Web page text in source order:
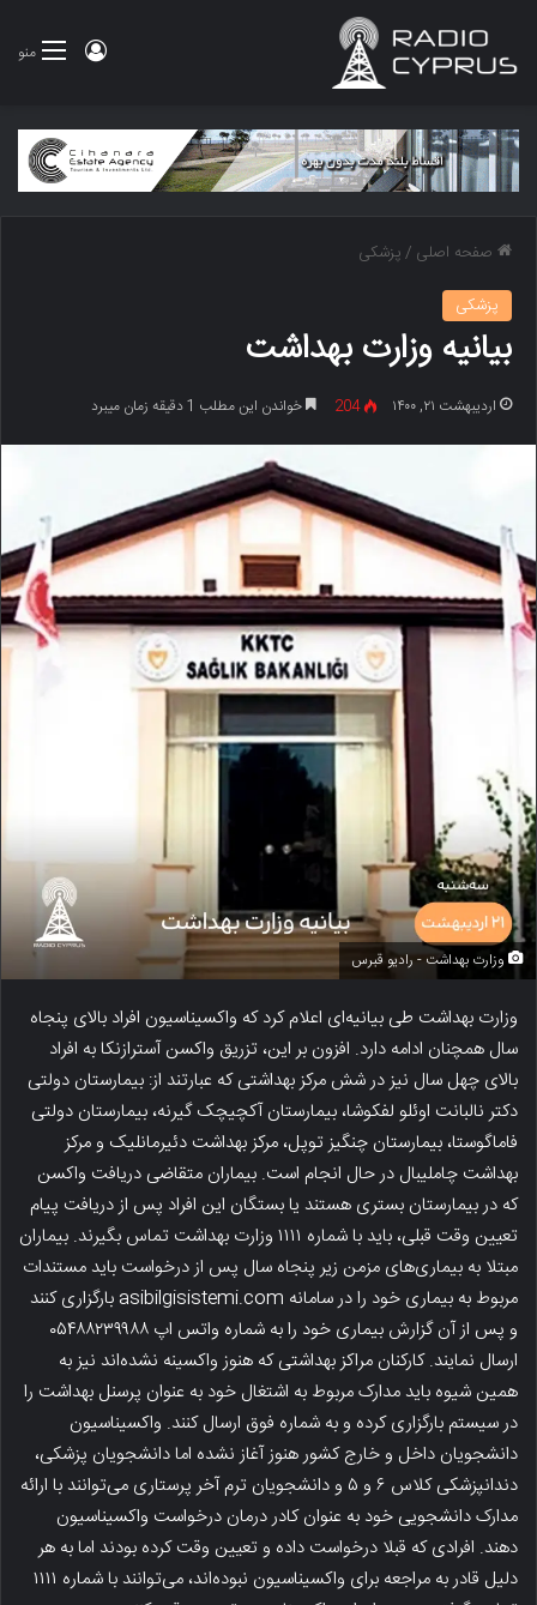
منو ورود
صفحه اصلی /پزشکی
پزشکی
بیانیه وزارت بهداشت
اردیبهشت ۲۱, ۱۴۰۰ 204 خواندن این مطلب 1 دقیقه زمان میبرد
وزارت بهداشت - رادیو قبرس
وزارت بهداشت طی بیانیه‌ای اعلام کرد که واکسیناسیون افراد بالای پنجاه
سال همچنان ادامه دارد. افزون بر این، تزریق واکسن آسترازنکا به افراد
بالای چهل سال نیز در شش مرکز بهداشتی که عبارتند از: بیمارستان دولتی
دکتر نالبانت اوئلو لفکوشا، بیمارستان آکچیچک گیرنه، بیمارستان دولتی
فاماگوستا، بیمارستان چنگیز توپل، مرکز بهداشت دئیرمانلیک و مرکز
بهداشت چاملیبال در حال انجام است. بیماران متقاضی دریافت واکسن
که در بیمارستان بستری هستند یا بستگان این افراد پس از دریافت پیام
تعیین وقت قبلی، باید با شماره ۱۱۱۱ وزارت بهداشت تماس بگیرند. بیماران
مبتلا به بیماری‌های مزمن زیر پنجاه سال پس از درخواست باید مستندات
مربوط به بیماری خود را در سامانه asibilgisistemi.com بارگزاری کنند
و پس از آن گزارش بیماری خود را به شماره واتس اپ ۰۵۴۸۸۲۳۹۹۸۸
ارسال نمایند. کارکنان مراکز بهداشتی که هنوز واکسینه نشده‌اند نیز به
همین شیوه باید مدارک مربوط به اشتغال خود به عنوان پرسنل بهداشت را
در سیستم بارگزاری کرده و به شماره فوق ارسال کنند. واکسیناسیون
دانشجویان داخل و خارج کشور هنوز آغاز نشده اما دانشجویان پزشکی،
دندانپزشکی کلاس ۶ و ۵ و دانشجویان ترم آخر پرستاری می‌توانند با ارائه
مدارک دانشجویی خود به عنوان کادر درمان درخواست واکسیناسیون
دهند. افرادی که قبلا درخواست داده و تعیین وقت کرده بودند اما به هر
دلیل قادر به مراجعه برای واکسیناسیون نبوده‌اند، می‌توانند با شماره ۱۱۱۱